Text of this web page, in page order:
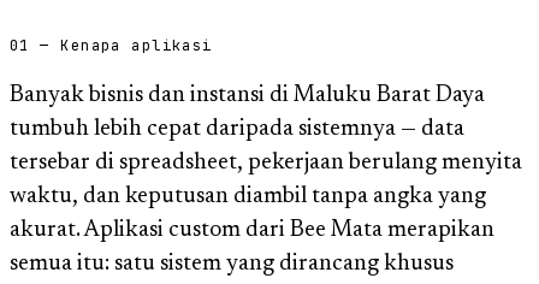
01 — Kenapa aplikasi
Banyak bisnis dan instansi di Maluku Barat Daya
tumbuh lebih cepat daripada sistemnya — data
tersebar di spreadsheet, pekerjaan berulang menyita
waktu, dan keputusan diambil tanpa angka yang
akurat. Aplikasi custom dari Bee Mata merapikan
semua itu: satu sistem yang dirancang khusus